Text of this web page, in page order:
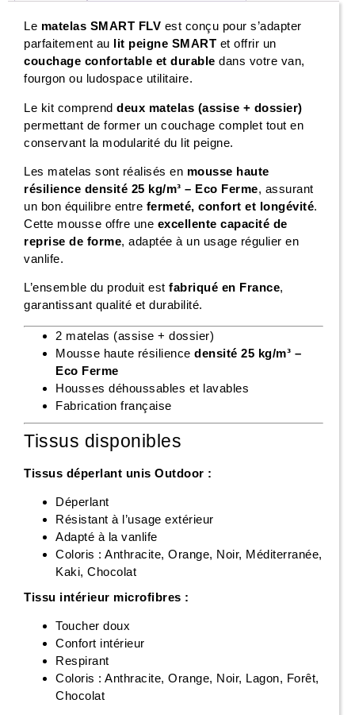
Le matelas SMART FLV est conçu pour s’adapter
parfaitement au lit peigne SMART et offrir un
couchage confortable et durable dans votre van,
fourgon ou ludospace utilitaire.
Le kit comprend deux matelas (assise + dossier)
permettant de former un couchage complet tout en
conservant la modularité du lit peigne.
Les matelas sont réalisés en mousse haute
résilience densité 25 kg/m³ – Eco Ferme, assurant
un bon équilibre entre fermeté, confort et longévité.
Cette mousse offre une excellente capacité de
reprise de forme, adaptée à un usage régulier en
vanlife.
L’ensemble du produit est fabriqué en France,
garantissant qualité et durabilité.
2 matelas (assise + dossier)
Mousse haute résilience densité 25 kg/m³ –
Eco Ferme
Housses déhoussables et lavables
Fabrication française
Tissus disponibles
Tissus déperlant unis Outdoor :
Déperlant
Résistant à l’usage extérieur
Adapté à la vanlife
Coloris : Anthracite, Orange, Noir, Méditerranée,
Kaki, Chocolat
Tissu intérieur microfibres :
Toucher doux
Confort intérieur
Respirant
Coloris : Anthracite, Orange, Noir, Lagon, Forêt,
Chocolat